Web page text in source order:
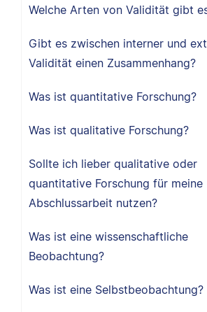
Welche Arten von Validität gibt
Gibt es zwischen interner und
Validität einen Zusammenhang?
Was ist quantitative Forschung?
Was ist qualitative Forschung?
Sollte ich lieber qualitative oder
quantitative Forschung für meine
Abschlussarbeit nutzen?
Was ist eine wissenschaftliche
Beobachtung?
Was ist eine Selbstbeobachtung?